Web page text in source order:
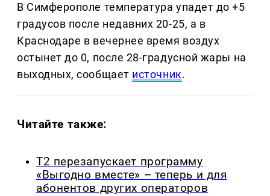
В Симферополе температура упадет до +5
градусов после недавних 20-25, а в
Краснодаре в вечернее время воздух
остынет до 0, после 28-градусной жары на
выходных, сообщает источник.
Читайте также:
Т2 перезапускает программу
«Выгодно вместе» – теперь и для
абонентов других операторов